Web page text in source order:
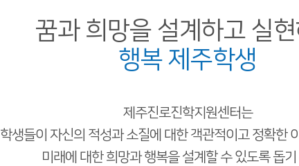
꿈과 희망을 설계하고 실
행복 제주학생
제주진로진학지원센터는
학생들이 자신의 적성과 소질에 대한객관적이고 정확한
미래에 대한 희망과 행복을 설계할 수 있도록 돕기